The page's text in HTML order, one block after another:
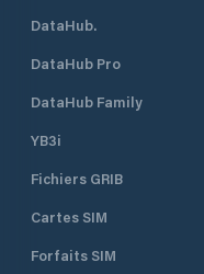
DataHub.
DataHub Pro
DataHub Family
YB3i
Fichiers GRIB
Cartes SIM
Forfaits SIM